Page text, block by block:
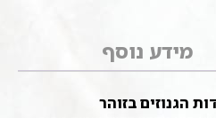
מידע נוסף
הגנוזים בזוהר